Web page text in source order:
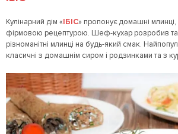
Кулінарний дім «ІБІС» пропонує домашні млинці,
фірмовою рецептурою. Шеф-кухар розробив та
різноманітні млинці на будь-який смак.
класичні з домашнім сиром і родзинками та з